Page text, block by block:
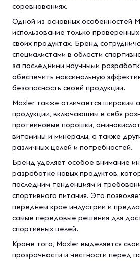
соревнованиях.
Одной из основных особенностей
использование только
своих продуктах. Бренд
специалистами в области
за последними научными
обеспечить максимальную
безопасность своей продукции.
Maxler также отличается широким
продукции, включающим в себя
протеиновые порошки,
витамины и минералы, а также
различных целей и потребностей.
Бренд уделяет особое внимание
разработке новых продуктов,
последним тенденциям и
спортивного питания. Это
переднем крае индустрии и
самые передовые решения для
спортивных целей.
Кроме того, Maxler выделяется
прозрачности и честности перед